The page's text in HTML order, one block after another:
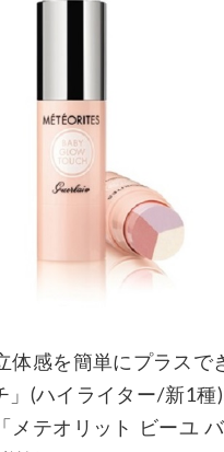
感を簡単にプラスで
(ハイライター/新1
メテオリット ビーユ